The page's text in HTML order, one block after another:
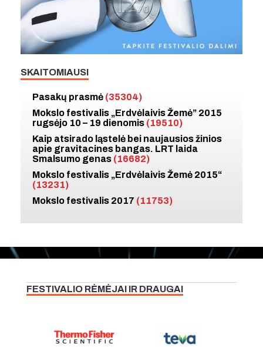
SKAITOMIAUSI
Pasakų prasmė (35304)
Mokslo festivalis „Erdvėlaivis Žemė” 2015
rugsėjo 10 – 19 dienomis (19510)
Kaip atsirado ląstelė bei naujausios žinios
apie gravitacines bangas. LRT laida
Smalsumo genas (16682)
Mokslo festivalis „Erdvėlaivis Žemė 2015“
(13231)
Mokslo festivalis 2017 (11753)
FESTIVALIO RĖMĖJAI IR DRAUGAI